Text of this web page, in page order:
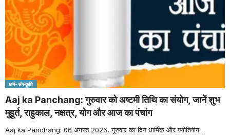
धर्म-संस्कृति
Aaj ka Panchang: गुरुवार को अष्टमी तिथि का संयोग, जानें शुभ
मुहूर्त, राहुकाल, नक्षत्र, योग और आज का पंचांग
Aaj ka Panchang: 06 अगस्त 2026, गुरुवार का दिन धार्मिक और ज्योतिषीय…